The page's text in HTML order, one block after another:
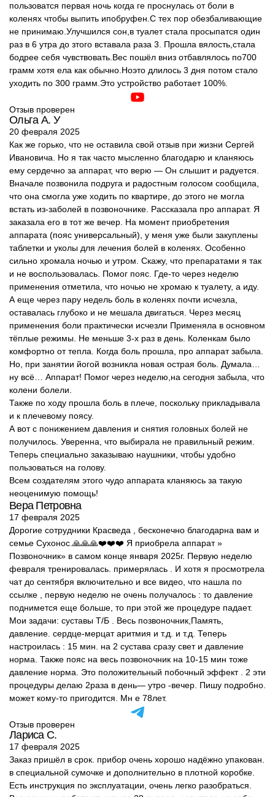
пользоватся первая ночь когда ге проснулась от боли в
коленях чтобы выпить ипобруфен.С тех пор обезбаливающие
не принимаю.Улучшился сон,в туалет стала просыпатся один
раз в 6 утра до зтого вставала раза 3. Прошла вялость,стала
бодрее себя чувствовать.Вес пошёл вниз отбавлялось по700
грамм хотя ела как обычно.Ноэто длилось 3 дня потом стало
уходить по 300 грамм.Это устройство работает 100%.
Отзыв проверен
Ольга А. У
20 февраля 2025
Как же горько, что не оставила свой отзыв при жизни Сергей
Ивановича. Но я так часто мысленно благодарю и кланяюсь
ему сердечно за аппарат, что верю — Он слышит и радуется.
Вначале позвонила подруга и радостным голосом сообщила,
что она смогла уже ходить по квартире, до этого не могла
встать из-заболей в позвоночнике. Рассказала про аппарат. Я
заказала его в тот же вечер. На момент приобретения
аппарата (пояс универсальный), у меня уже были закуплены
таблетки и уколы для лечения болей в коленях. Особенно
сильно хромала ночью и утром. Скажу, что препаратами я так
и не воспользовалась. Помог пояс. Где-то через неделю
применения отметила, что ночью не хромаю к туалету, а иду.
А еще через пару недель боль в коленях почти исчезла,
оставалась глубоко и не мешала двигаться. Через месяц
применения боли практически исчезли Применяла в основном
тёплые режимы. Не меньше 3-х раз в день. Коленкам было
комфортно от тепла. Когда боль прошла, про аппарат забыла.
Но, при занятии йогой возникла новая острая боль. Думала…
ну всё… Аппарат! Помог через неделю,на сегодня забыла, что
колени болели.
Также по ходу прошла боль в плече, поскольку прикладывала
и к плечевому поясу.
А вот с понижением давления и снятия головных болей не
получилось. Уверенна, что выбирала не правильный режим.
Теперь специально заказываю наушники, чтобы удобно
пользоваться на голову.
Всем создателям этого чудо аппарата кланяюсь за такую
неоценимую помощь!
Вера Петровна
17 февраля 2025
Дорогие сотрудники Красведа , бесконечно благодарна вам и
семье Сухонос.🙏🙏🙏❤️❤️❤️ Я приобрела аппарат »
Позвоночник» в самом конце января 2025г. Первую неделю
февраля тренировалась. примерялась . И хотя я просмотрела
чат до сентября включительно и все видео, что нашла по
ссылке , первую неделю не очень получалось : то давление
поднимется еще больше, то при этой же процедуре падает.
Мои задачи: суставы Т/Б . Весь позвоночник,Память,
давление. сердце-мерцат аритмия и т.д. и т.д. Теперь
настроилась : 15 мин. на 2 сустава сразу свет и давление
норма. Также пояс на весь позвоночник на 10-15 мин тоже
давление норма. Это положительный побочный эффект . 2 эти
процедуры делаю 2раза в день— утро -вечер. Пишу подробно.
может кому-то пригодится. Мн е 78лет.
Отзыв проверен
Лариса С.
17 февраля 2025
Заказ пришёл в срок. прибор очень хорошо надёжно упакован.
в специальной сумочке и дополнительно в плотной коробке.
Есть инструкция по эксплуатации, очень легко разобраться.